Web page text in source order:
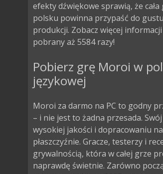
efekty dźwiękowe sprawią, że
polsku powinna przypaść do
produkcji. Zobacz więcej
pobrany aż 5584 razy!
Pobierz grę Moroi w
językowej
Moroi za darmo na PC to godny
– i nie jest to żadna przesada.
wysokiej jakości i dopracowaniu
płaszczyźnie. Gracze, testerzy i
grywalnością, która w całej grze
naprawdę świetnie. Zarówno